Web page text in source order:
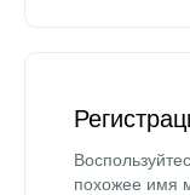
похожее имя